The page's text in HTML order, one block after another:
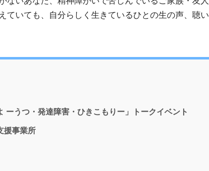
ていても、自分らしく生きているひとの生の声、聴い
ーうつ・発達障害・ひきこもりー」トークイベント
援事業所